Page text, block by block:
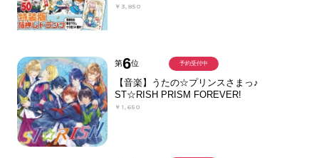
￥3,850
第6位
【音楽】うたの☆プリンスさまっ♪
ST☆RISH PRISM FOREVER!
￥1,650
予約受付中